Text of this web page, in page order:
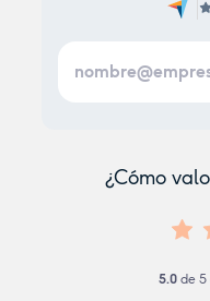
¿Cómo
5.0de 5